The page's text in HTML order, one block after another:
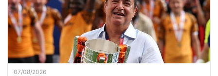
07/08/2026